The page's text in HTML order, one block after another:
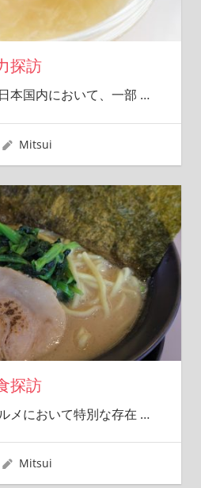
探訪
本国内において、一部 …
Mitsui
探訪
メにおいて特別な存在 …
Mitsui